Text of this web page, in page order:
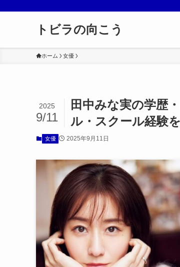
トビラの向こう
ホーム 女優
田中みな実の学歴
ル・スクール経験
2025
9/11
女優 2025年9月11日